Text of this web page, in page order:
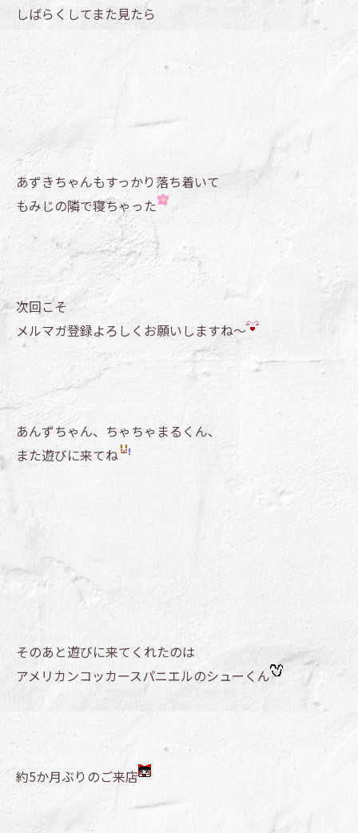
しばらくしてまた見たら
あずきちゃんもすっかり落ち着いて
もみじの隣で寝ちゃった
次回こそ
メルマガ登録よろしくお願いしますね～
あんずちゃん、ちゃちゃまるくん、
また遊びに来てね
そのあと遊びに来てくれたのは
アメリカンコッカースパニエルのシューくん
約5か月ぶりのご来店